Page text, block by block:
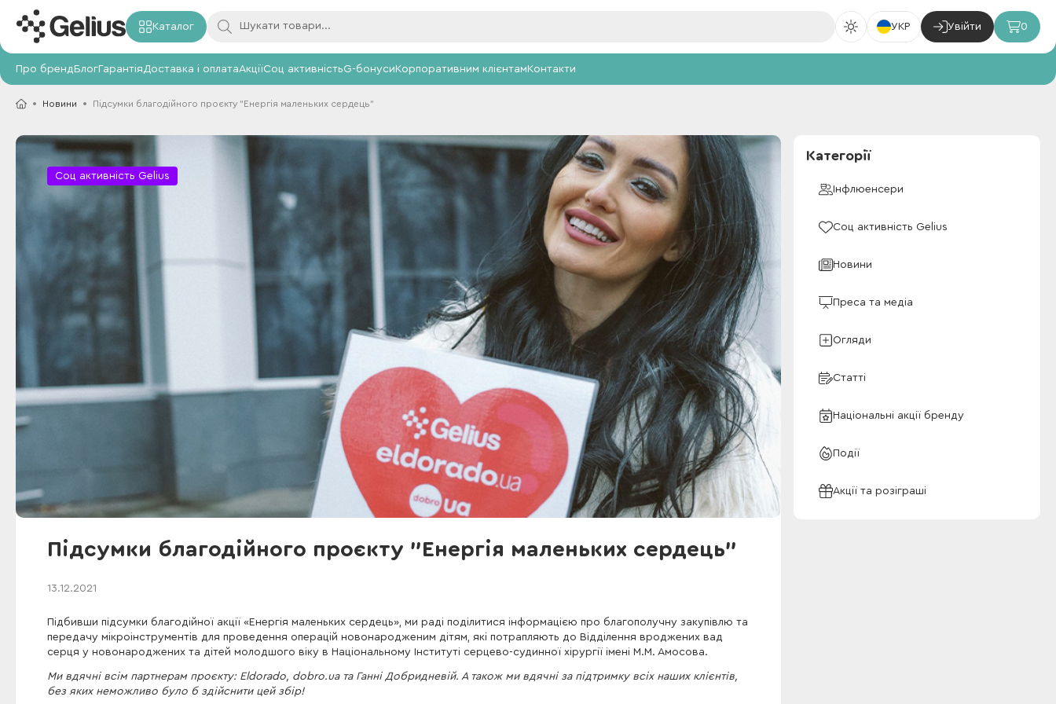
Каталог УКР Увійти 0
Про брендБлогГарантія Доставка і оплатаАкціїСоц активністьG-бонусиКорпоративним клієнтамКонтакти
Новини Підсумки благодійного проєкту "Енергія маленьких сердець"
Соц активність Gelius
Підсумки благодійного проєкту "Енергія маленьких сердець"
13.12.2021
Підбивши підсумки благодійної акції «Енергія маленьких сердець», ми раді поділитися інформацією про благополучну закупівлю та
передачу мікроінструментів для проведення операцій новонародженим дітям, які потрапляють до Відділення вроджених вад
серця у новонароджених та дітей молодшого віку в Національному Інституті серцево-судинної хірургії імені М.М. Амосова.
Ми вдячні всім партнерам проєкту: Eldorado, dobro.ua та Ганні Добридневій. А також ми вдячні за підтримку всіх наших клієнтів,
без яких неможливо було б здійснити цей збір!
Категорії
Інфлюенсери
Соц активність Gelius
Новини
Преса та медіа
Огляди
Статті
Національні акції бренду
Події
Акції та розіграші